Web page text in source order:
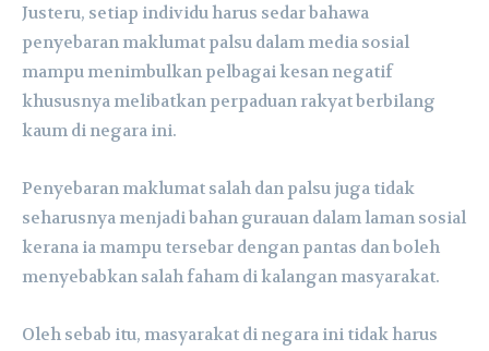
Justeru, setiap individu harus sedar bahawa
penyebaran maklumat palsu dalam media sosial
mampu menimbulkan pelbagai kesan negatif
khususnya melibatkan perpaduan rakyat berbilang
kaum di negara ini.
Penyebaran maklumat salah dan palsu juga tidak
seharusnya menjadi bahan gurauan dalam laman sosial
kerana ia mampu tersebar dengan pantas dan boleh
menyebabkan salah faham di kalangan masyarakat.
Oleh sebab itu, masyarakat di negara ini tidak harus